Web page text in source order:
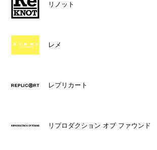
リノット
レメ
レプリカート
リプロダクション オブ ファウンド